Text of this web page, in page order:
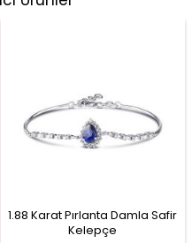
1.88 Karat Pırlanta Damla Safir
Kelepçe